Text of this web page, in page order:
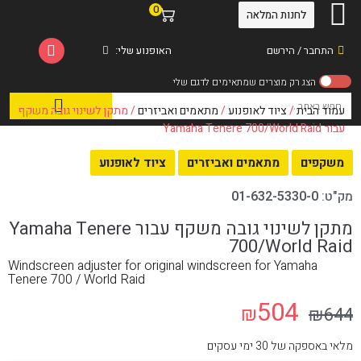
התחבר / הירשם
0
האופנוע שלי:
לחנות המלאה
עמוד הבית/ציוד לאופנוע/מתאמים ואביזרים/ מתקן לשינוי גובה משקף
עבור Yamaha Tenere 700/World Raid
משקפים מתאמים ואביזרים ציוד לאופנוע
מק"ט: 01-632-5330-0
מתקן לשינוי גובה משקף עבור Yamaha Tenere
700/World Raid
Windscreen adjuster for original windscreen for Yamaha
Tenere 700 / World Raid
₪644
₪504
מלאי באספקה של 30 ימי עסקים